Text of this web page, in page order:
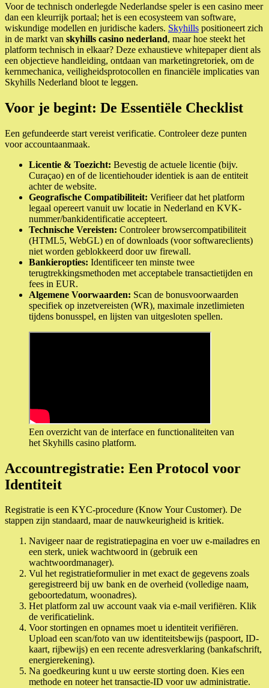
Voor de technisch onderlegde Nederlandse speler is een casino meer
dan een kleurrijk portaal; het is een ecosysteem van software,
wiskundige modellen en juridische kaders. Skyhills positioneert zich
in de markt van skyhills casino nederland, maar hoe steekt het
platform technisch in elkaar? Deze exhaustieve whitepaper dient als
een objectieve handleiding, ontdaan van marketingretoriek, om de
kernmechanica, veiligheidsprotocollen en financiële implicaties van
Skyhills Nederland bloot te leggen.
Voor je begint: De Essentiële Checklist
Een gefundeerde start vereist verificatie. Controleer deze punten
voor accountaanmaak.
Licentie & Toezicht: Bevestig de actuele licentie (bijv.
Curaçao) en of de licentiehouder identiek is aan de entiteit
achter de website.
Geografische Compatibiliteit: Verifieer dat het platform
legaal opereert vanuit uw locatie in Nederland en KVK-
nummer/bankidentificatie accepteert.
Technische Vereisten: Controleer browsercompatibiliteit
(HTML5, WebGL) en of downloads (voor softwareclients)
niet worden geblokkeerd door uw firewall.
Bankieropties: Identificeer ten minste twee
terugtrekkingsmethoden met acceptabele transactietijden en
fees in EUR.
Algemene Voorwaarden: Scan de bonusvoorwaarden
specifiek op inzetvereisten (WR), maximale inzetlimieten
tijdens bonusspel, en lijsten van uitgesloten spellen.
Een overzicht van de interface en functionaliteiten van
het Skyhills casino platform.
Accountregistratie: Een Protocol voor
Identiteit
Registratie is een KYC-procedure (Know Your Customer). De
stappen zijn standaard, maar de nauwkeurigheid is kritiek.
Navigeer naar de registratiepagina en voer uw e-mailadres en
een sterk, uniek wachtwoord in (gebruik een
wachtwoordmanager).
Vul het registratieformulier in met exact de gegevens zoals
geregistreerd bij uw bank en de overheid (volledige naam,
geboortedatum, woonadres).
Het platform zal uw account vaak via e-mail verifiëren. Klik
de verificatielink.
Voor stortingen en opnames moet u identiteit verifiëren.
Upload een scan/foto van uw identiteitsbewijs (paspoort, ID-
kaart, rijbewijs) en een recente adresverklaring (bankafschrift,
energierekening).
Na goedkeuring kunt u uw eerste storting doen. Kies een
methode en noteer het transactie-ID voor uw administratie.